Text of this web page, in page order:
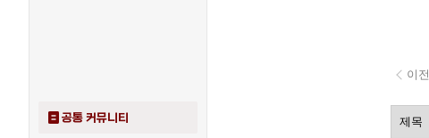
공통 커뮤니티
이전